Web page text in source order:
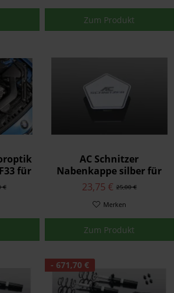
Zum Produkt
für
€
AC Schnitzer
Nabenkappe silber für
BMW Felgen Typ-VIII
25,00 €
23,75 €
Merken
Zum Produkt
- 671,70 €